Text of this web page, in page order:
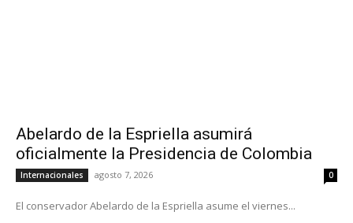
Abelardo de la Espriella asumirá
oficialmente la Presidencia de Colombia
Internacionales agosto 7, 2026 0
El conservador Abelardo de la Espriella asume el viernes...